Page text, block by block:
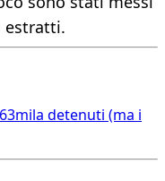
estratti.
detenuti (ma i